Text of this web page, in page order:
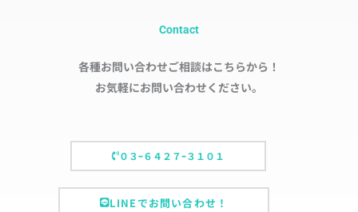
Contact
各種お問い合わせご相談はこちらから！
お気軽にお問い合わせください。
０３ｰ６４２７ｰ３１０１
LINEでお問い合わせ！